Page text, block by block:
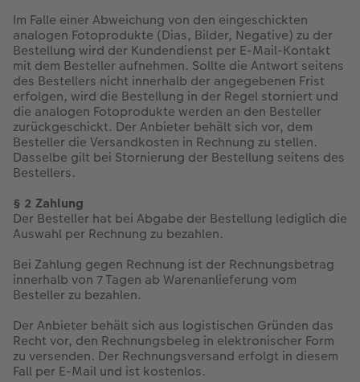
Im Falle einer Abweichung von den eingeschickten
analogen Fotoprodukte (Dias, Bilder, Negative) zu der
Bestellung wird der Kundendienst per E-Mail-Kontakt
mit dem Besteller aufnehmen. Sollte die Antwort seitens
des Bestellers nicht innerhalb der angegebenen Frist
erfolgen, wird die Bestellung in der Regel storniert und
die analogen Fotoprodukte werden an den Besteller
zurückgeschickt. Der Anbieter behält sich vor, dem
Besteller die Versandkosten in Rechnung zu stellen.
Dasselbe gilt bei Stornierung der Bestellung seitens des
Bestellers.
§ 2 Zahlung
Der Besteller hat bei Abgabe der Bestellung lediglich die
Auswahl per Rechnung zu bezahlen.
Bei Zahlung gegen Rechnung ist der Rechnungsbetrag
innerhalb von 7 Tagen ab Warenanlieferung vom
Besteller zu bezahlen.
Der Anbieter behält sich aus logistischen Gründen das
Recht vor, den Rechnungsbeleg in elektronischer Form
zu versenden. Der Rechnungsversand erfolgt in diesem
Fall per E-Mail und ist kostenlos.